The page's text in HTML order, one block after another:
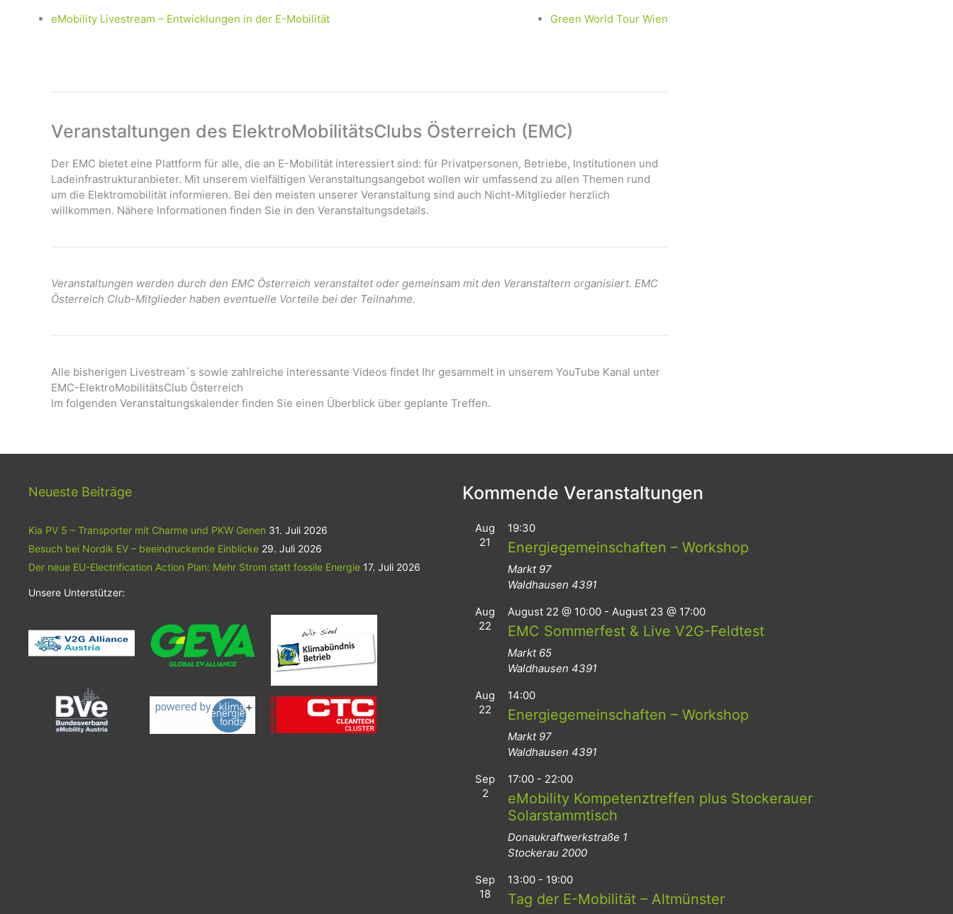
eMobility Livestream – Entwicklungen in der E-Mobilität Green World Tour Wien
Veranstaltungen des ElektroMobilitätsClubs Österreich (EMC)
Der EMC bietet eine Plattform für alle, die an E-Mobilität interessiert sind: für Privatpersonen, Betriebe, Institutionen und
Ladeinfrastrukturanbieter. Mit unserem vielfältigen Veranstaltungsangebot wollen wir umfassend zu allen Themen rund
um die Elektromobilität informieren. Bei den meisten unserer Veranstaltung sind auch Nicht-Mitglieder herzlich
willkommen. Nähere Informationen finden Sie in den Veranstaltungsdetails.
Veranstaltungen werden durch den EMC Österreich veranstaltet oder gemeinsam mit den Veranstaltern organisiert. EMC
Österreich Club-Mitglieder haben eventuelle Vorteile bei der Teilnahme.
Alle bisherigen Livestream`s sowie zahlreiche interessante Videos findet Ihr gesammelt in unserem YouTube Kanal unter
EMC-ElektroMobilitätsClub Österreich
Im folgenden Veranstaltungskalender finden Sie einen Überblick über geplante Treffen.
Neueste Beiträge
Kia PV 5 – Transporter mit Charme und PKW Genen 31. Juli 2026
Besuch bei Nordik EV – beeindruckende Einblicke 29. Juli 2026
Der neue EU-Electrification Action Plan: Mehr Strom statt fossile Energie 17. Juli 2026
Unsere Unterstützer:
Kommende Veranstaltungen
Aug
21
19:30
Energiegemeinschaften – Workshop
Markt 97
Waldhausen 4391
Aug
22
August 22 @ 10:00 - August 23 @ 17:00
EMC Sommerfest & Live V2G-Feldtest
Markt 65
Waldhausen 4391
Aug
22
14:00
Energiegemeinschaften – Workshop
Markt 97
Waldhausen 4391
Sep
2
17:00 - 22:00
eMobility Kompetenztreffen plus Stockerauer
Solarstammtisch
Donaukraftwerkstraße 1
Stockerau 2000
Sep
18
13:00 - 19:00
Tag der E-Mobilität – Altmünster